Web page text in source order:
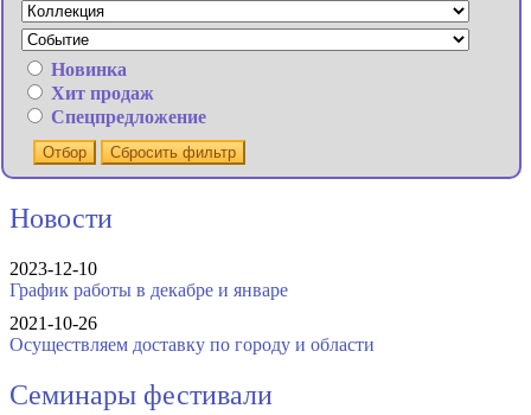
Новинка
Хит продаж
Спецпредложение
Отбор Сбросить фильтр
Новости
2023-12-10
График работы в декабре и январе
2021-10-26
Осуществляем доставку по городу и области
Семинары фестивали